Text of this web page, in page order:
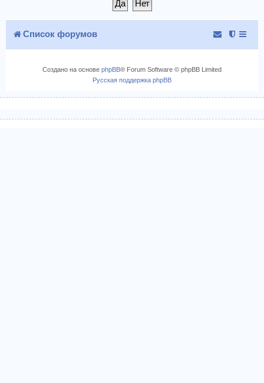
Список форумов
Создано на основе phpBB® Forum Software © phpBB Limited
Русская поддержка phpBB